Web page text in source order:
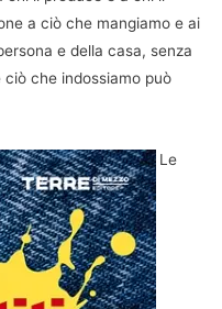
a ciò che mangiamo e ai
e della casa, senza
che indossiamo può
Le